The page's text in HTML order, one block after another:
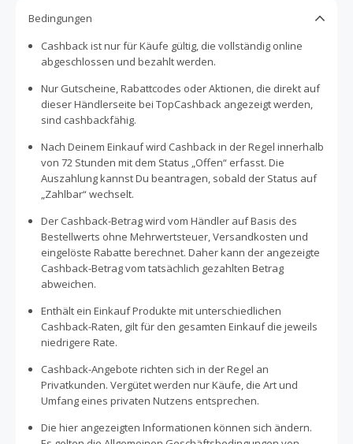
Bedingungen
Cashback ist nur für Käufe gültig, die vollständig online
abgeschlossen und bezahlt werden.
Nur Gutscheine, Rabattcodes oder Aktionen, die direkt auf
dieser Händlerseite bei TopCashback angezeigt werden,
sind cashbackfähig.
Nach Deinem Einkauf wird Cashback in der Regel innerhalb
von 72 Stunden mit dem Status „Offen“ erfasst. Die
Auszahlung kannst Du beantragen, sobald der Status auf
„Zahlbar“ wechselt.
Der Cashback-Betrag wird vom Händler auf Basis des
Bestellwerts ohne Mehrwertsteuer, Versandkosten und
eingelöste Rabatte berechnet. Daher kann der angezeigte
Cashback-Betrag vom tatsächlich gezahlten Betrag
abweichen.
Enthält ein Einkauf Produkte mit unterschiedlichen
Cashback-Raten, gilt für den gesamten Einkauf die jeweils
niedrigere Rate.
Cashback-Angebote richten sich in der Regel an
Privatkunden. Vergütet werden nur Käufe, die Art und
Umfang eines privaten Nutzens entsprechen.
Die hier angezeigten Informationen können sich ändern.